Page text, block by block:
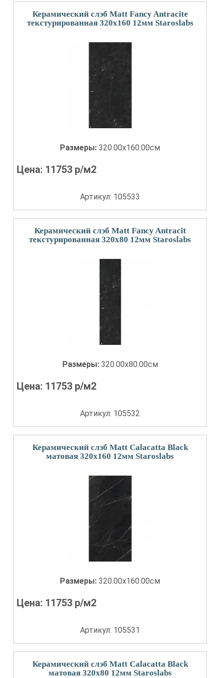
Керамический слэб Matt Fancy Antracite
текстурированная 320x160 12мм Staroslabs
Размеры: 320.00x160.00см
Цена: 11753 р/м2
Артикул: 105533
Керамический слэб Matt Fancy Antracit
текстурированная 320x80 12мм Staroslabs
Размеры: 320.00x80.00см
Цена: 11753 р/м2
Артикул: 105532
Керамический слэб Matt Calacatta Black
матовая 320x160 12мм Staroslabs
Размеры: 320.00x160.00см
Цена: 11753 р/м2
Артикул: 105531
Керамический слэб Matt Calacatta Black
матовая 320x80 12мм Staroslabs